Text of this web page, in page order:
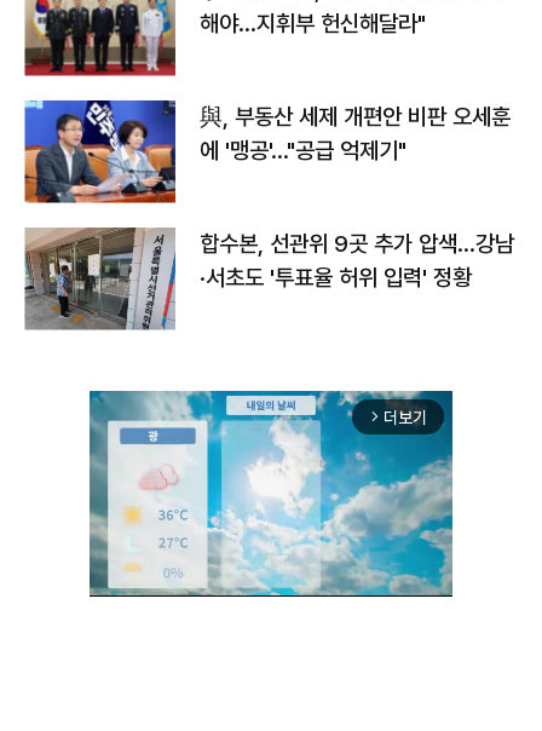
해야…지휘부 헌신해달라"
與, 부동산 세제 개편안 비판 오세훈
에 '맹공'…"공급 억제기"
합수본, 선관위 9곳 추가 압색…강남
·서초도 '투표율 허위 입력' 정황
arrow_forward_ios 더보기